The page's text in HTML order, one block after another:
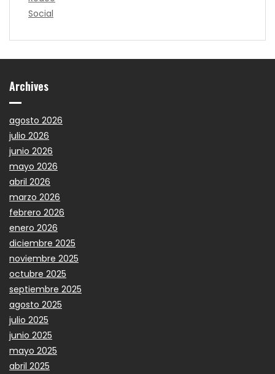
Social
Archives
agosto 2026
julio 2026
junio 2026
mayo 2026
abril 2026
marzo 2026
febrero 2026
enero 2026
diciembre 2025
noviembre 2025
octubre 2025
septiembre 2025
agosto 2025
julio 2025
junio 2025
mayo 2025
abril 2025